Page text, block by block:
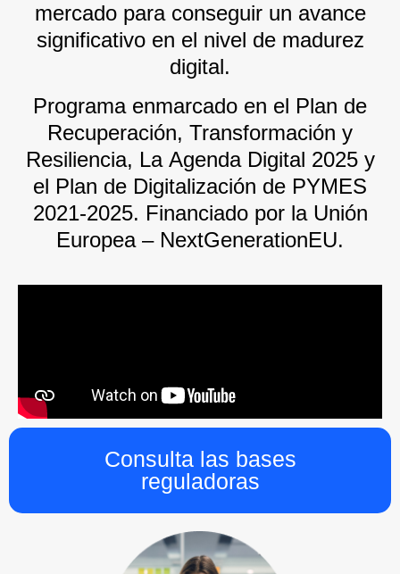
mercado para conseguir un avance
significativo en el nivel de madurez
digital.
Programa enmarcado en el Plan de
Recuperación, Transformación y
Resiliencia, La Agenda Digital 2025 y
el Plan de Digitalización de PYMES
2021-2025. Financiado por la Unión
Europea – NextGenerationEU.
Consulta las bases
reguladoras